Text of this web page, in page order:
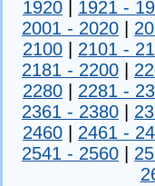
1920
1921 -
2001 - 2020
2100
2101 -
2181 - 2200
2280
2281 -
2361 - 2380
2460
2461 -
2541 - 2560